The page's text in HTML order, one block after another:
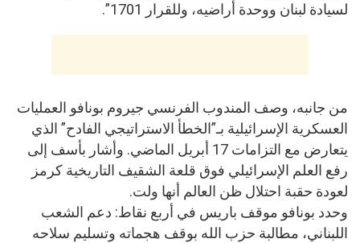
لسيادة لبنان ووحدة أراضيه، وللقرار 1701”.
من جانبه، وصف المندوب الفرنسي جيروم بونافو العمليات
العسكرية الإسرائيلية بـ”الخطأ الاستراتيجي الفادح” الذي
يتعارض مع التزامات 17 أبريل الماضي. وأشار بأسف إلى
رفع العلم الإسرائيلي فوق قلعة الشقيف التاريخية كرمز
لعودة حقبة احتلال ظن العالم أنها ولت.
وحدد بونافو موقف باريس في أربع نقاط: دعم الشعب
اللبناني، مطالبة حزب الله بوقف هجماته وتسليم سلاحه